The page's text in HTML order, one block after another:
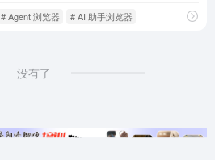
# Agent 浏览器 # AI 助手浏览器
没有了